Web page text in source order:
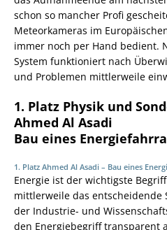
schon so mancher Profi
Meteorkameras im
immer noch per Hand bedient.
System funktioniert nach
und Problemen mittlerweile
1. Platz Physik und
Ahmed Al Asadi
Bau eines
1. Platz Ahmed Al Asadi – Bau eines
Energie ist der wichtigste
mittlerweile das
der Industrie- und
den Energiebegriff transparent